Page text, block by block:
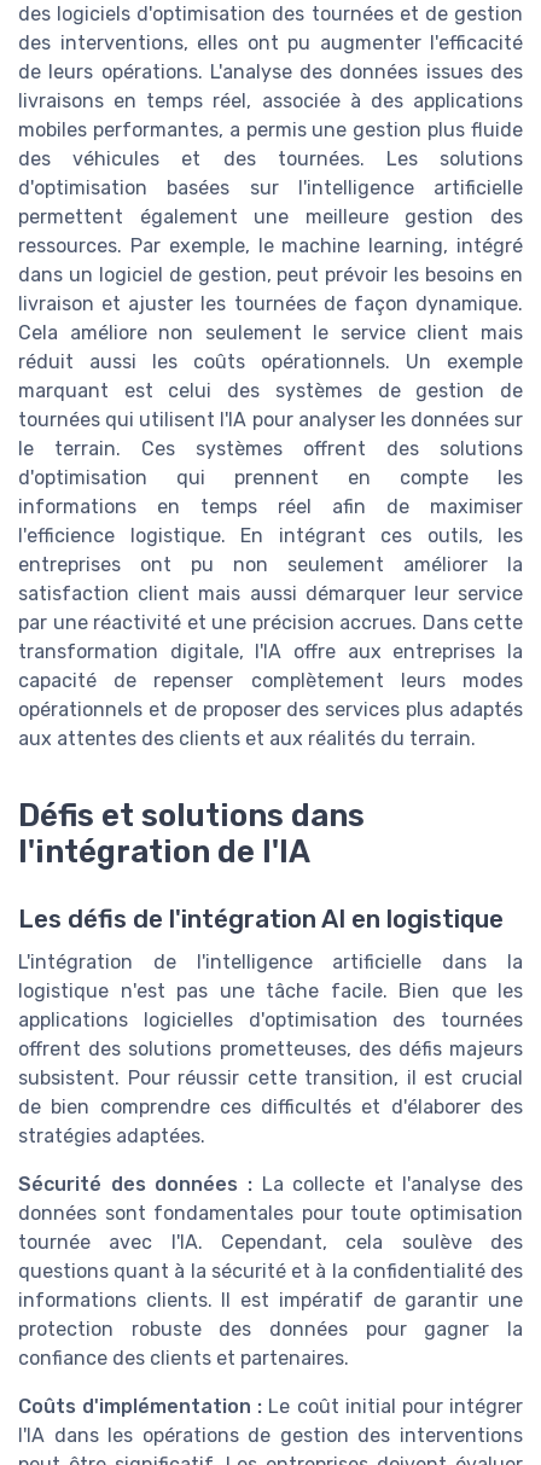
des logiciels d'optimisation des tournées et de gestion
des interventions, elles ont pu augmenter l'efficacité
de leurs opérations. L'analyse des données issues des
livraisons en temps réel, associée à des applications
mobiles performantes, a permis une gestion plus fluide
des véhicules et des tournées. Les solutions
d'optimisation basées sur l'intelligence artificielle
permettent également une meilleure gestion des
ressources. Par exemple, le machine learning, intégré
dans un logiciel de gestion, peut prévoir les besoins en
livraison et ajuster les tournées de façon dynamique.
Cela améliore non seulement le service client mais
réduit aussi les coûts opérationnels. Un exemple
marquant est celui des systèmes de gestion de
tournées qui utilisent l'IA pour analyser les données sur
le terrain. Ces systèmes offrent des solutions
d'optimisation qui prennent en compte les
informations en temps réel afin de maximiser
l'efficience logistique. En intégrant ces outils, les
entreprises ont pu non seulement améliorer la
satisfaction client mais aussi démarquer leur service
par une réactivité et une précision accrues. Dans cette
transformation digitale, l'IA offre aux entreprises la
capacité de repenser complètement leurs modes
opérationnels et de proposer des services plus adaptés
aux attentes des clients et aux réalités du terrain.
Défis et solutions dans
l'intégration de l'IA
Les défis de l'intégration AI en logistique
L'intégration de l'intelligence artificielle dans la
logistique n'est pas une tâche facile. Bien que les
applications logicielles d'optimisation des tournées
offrent des solutions prometteuses, des défis majeurs
subsistent. Pour réussir cette transition, il est crucial
de bien comprendre ces difficultés et d'élaborer des
stratégies adaptées.
Sécurité des données :La collecte et l'analyse des
données sont fondamentales pour toute optimisation
tournée avec l'IA. Cependant, cela soulève des
questions quant à la sécurité et à la confidentialité des
informations clients. Il est impératif de garantir une
protection robuste des données pour gagner la
confiance des clients et partenaires.
Coûts d'implémentation : Le coût initial pour intégrer
l'IA dans les opérations de gestion des interventions